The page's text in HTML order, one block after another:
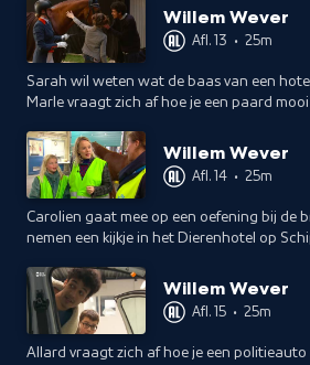
om topmodel te worden.Willem Wever
Afl. 13 • 25m
Sarah wil weten wat de baas van een
Marle vraagt zich af hoe je een paard
streepjescode werkt. Willem Wever
Afl. 14 • 25m
Carolien gaat mee op een oefening bij de
nemen een kijkje in het Dierenhotel op
de challenge is in Culemborg.Willem Wever
Afl. 15 • 25m
Allard vraagt zich af hoe je een politieauto